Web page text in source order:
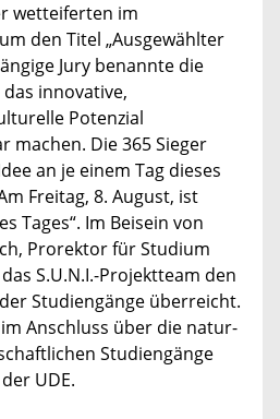
wetteiferten im
den Titel „Ausgewählter
Jury benannte die
innovative,
Potenzial
machen. Die 365 Sieger
an je einem Tag dieses
Freitag, 8. August, ist
Tages“. Im Beisein von
Prorektor für Studium
S.U.N.I.-Projektteam den
Studiengänge überreicht.
Anschluss über die natur-
Studiengänge
UDE.